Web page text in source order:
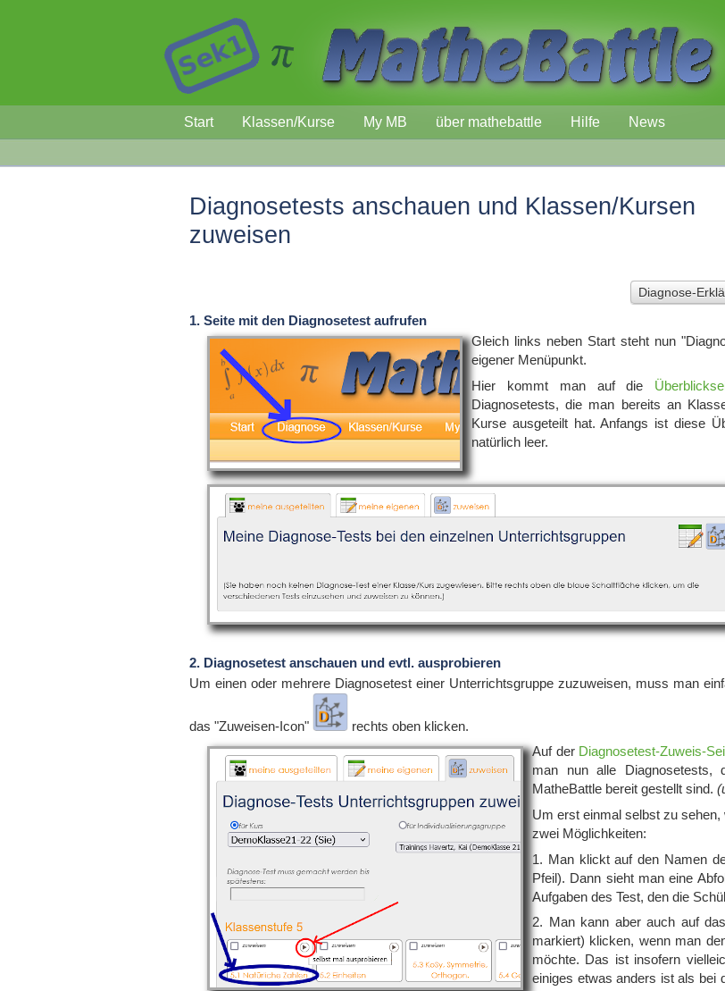
Start Klassen/Kurse My MB über mathebattle Hilfe News
Diagnosetests anschauen und Klassen/Kursen
zuweisen
Diagnose-
1. Seite mit den Diagnosetest aufrufen
Gleich links neben Start steht nun
eigener Menüpunkt.
Hier kommt man auf die
Diagnosetests, die man bereits an
Kurse ausgeteilt hat. Anfangs ist diese
natürlich leer.
2. Diagnosetest anschauen und evtl. ausprobieren
Um einen oder mehrere Diagnosetest einer Unterrichtsgruppe zuzuweisen, muss man
das "Zuweisen-Icon"
rechts oben klicken.
Auf der Diagnosetest-Zuweis-
man nun alle Diagnosetests,
MatheBattle bereit gestellt sind.
Um erst einmal selbst zu
zwei Möglichkeiten:
1. Man klickt auf den Namen
Pfeil). Dann sieht man eine
Aufgaben des Test, den die
2. Man kann aber auch auf
markiert) klicken, wenn man
möchte. Das ist insofern
einiges etwas anders ist als bei